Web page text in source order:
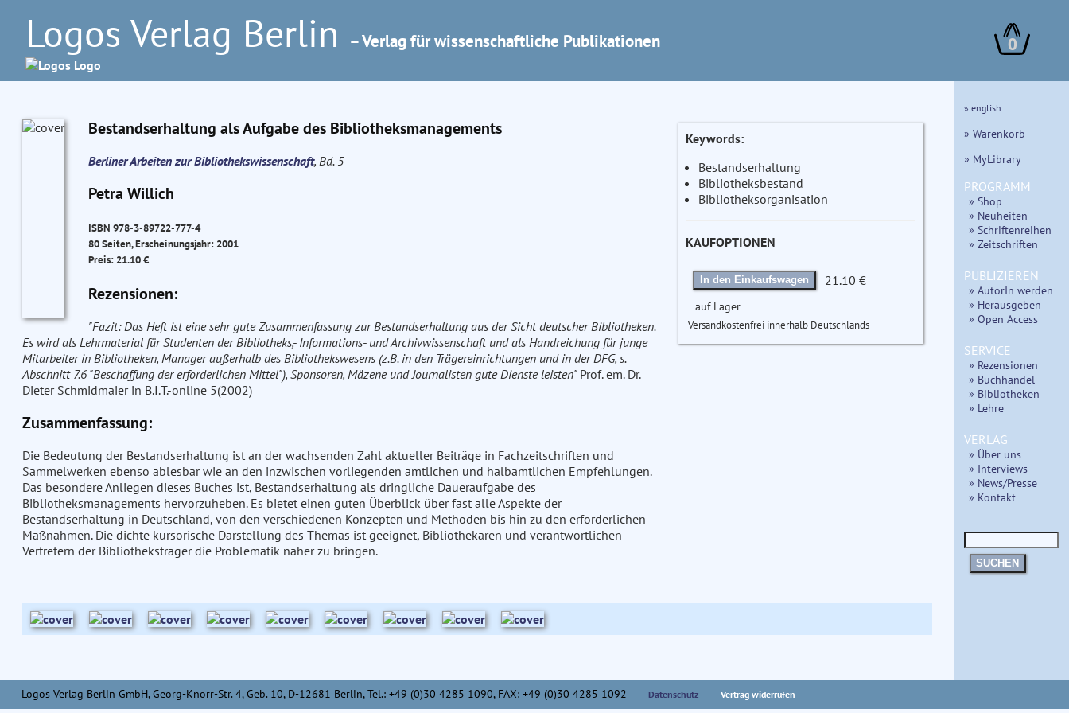
Logos Verlag Berlin – Verlag für wissenschaftliche Publikationen 0
Bestandserhaltung als Aufgabe des Bibliotheksmanagements
Berliner Arbeiten zur Bibliothekswissenschaft, Bd. 5
Petra Willich
ISBN 978-3-89722-777-4
80 Seiten, Erscheinungsjahr: 2001
Preis: 21.10 €
Rezensionen:
"Fazit: Das Heft ist eine sehr gute Zusammenfassung zur Bestandserhaltung aus der Sicht deutscher Bibliotheken.
Es wird als Lehrmaterial für Studenten der Bibliotheks,- Informations- und Archivwissenschaft und als Handreichung für junge
Mitarbeiter in Bibliotheken, Manager außerhalb des Bibliothekswesens (z.B. in den Trägereinrichtungen und in der DFG, s.
Abschnitt 7.6 "Beschaffung der erforderlichen Mittel"), Sponsoren, Mäzene und Journalisten gute Dienste leisten" Prof. em. Dr.
Dieter Schmidmaier in B.I.T.-online 5(2002)
Zusammenfassung:
Die Bedeutung der Bestandserhaltung ist an der wachsenden Zahl aktueller Beiträge in Fachzeitschriften und
Sammelwerken ebenso ablesbar wie an den inzwischen vorliegenden amtlichen und halbamtlichen Empfehlungen.
Das besondere Anliegen dieses Buches ist, Bestandserhaltung als dringliche Daueraufgabe des
Bibliotheksmanagements hervorzuheben. Es bietet einen guten Überblick über fast alle Aspekte der
Bestandserhaltung in Deutschland, von den verschiedenen Konzepten und Methoden bis hin zu den erforderlichen
Maßnahmen. Die dichte kursorische Darstellung des Themas ist geeignet, Bibliothekaren und verantwortlichen
Vertretern der Bibliotheksträger die Problematik näher zu bringen.
Keywords:
Bestandserhaltung
Bibliotheksbestand
Bibliotheksorganisation
KAUFOPTIONEN
In den Einkaufswagen 21.10 €
auf Lager
Versandkostenfrei innerhalb Deutschlands
» english
» Warenkorb
» MyLibrary
PROGRAMM
» Shop
» Neuheiten
» Schriftenreihen
» Zeitschriften
PUBLIZIEREN
» AutorIn werden
» Herausgeben
» Open Access
SERVICE
» Rezensionen
» Buchhandel
» Bibliotheken
» Lehre
VERLAG
» Über uns
» Interviews
» News/Presse
» Kontakt
SUCHEN
Logos Verlag Berlin GmbH, Georg-Knorr-Str. 4, Geb. 10, D-12681 Berlin, Tel.: +49 (0)30 4285 1090, FAX: +49 (0)30 4285 1092 Datenschutz Vertrag widerrufen